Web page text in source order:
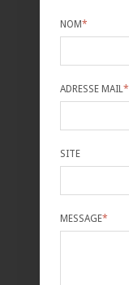
NOM*
ADRESSE MAIL*
SITE
MESSAGE*